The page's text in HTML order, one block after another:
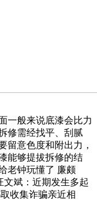
般来说底漆会比力
修需经找平、刮腻
留意色度和附出力，
能够提拔拆修的结
老钟玩懂了 廉颇
文斌：近期发生多起
收集诈骗亲近相